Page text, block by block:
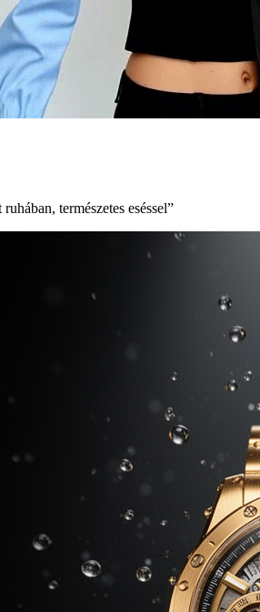
természetes eséssel”